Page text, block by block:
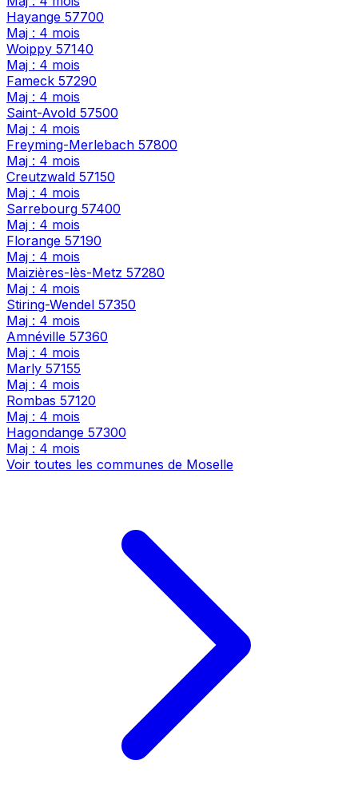
Hayange 57700
Maj : 4 mois
Woippy 57140
Maj : 4 mois
Fameck 57290
Maj : 4 mois
Saint-Avold 57500
Maj : 4 mois
Freyming-Merlebach 57800
Maj : 4 mois
Creutzwald 57150
Maj : 4 mois
Sarrebourg 57400
Maj : 4 mois
Florange 57190
Maj : 4 mois
Maizières-lès-Metz 57280
Maj : 4 mois
Stiring-Wendel 57350
Maj : 4 mois
Amnéville 57360
Maj : 4 mois
Marly 57155
Maj : 4 mois
Rombas 57120
Maj : 4 mois
Hagondange 57300
Maj : 4 mois
Voir toutes les communes de Moselle